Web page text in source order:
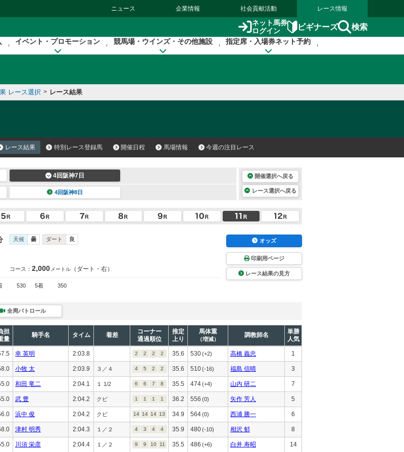
ニュース 企業情報 社会貢献活動 レース情報
ネット馬券
ログイン
ビギナーズ 検索
イベント・プロモーション 競馬場・ウインズ・その他施設 指定席・入場券ネット予約
レース選択 > レース結果
レース結果 特別レース登録馬 開催日程 馬場情報 今週の注目レース
4回阪神7日
4回阪神8日
開催選択へ戻る
レース選択へ戻る
天候 曇 ダート 良
コース： 2,000 メートル （ダート・右）
530 5着
350
オッズ
印刷用ページ
レース結果の見方
全周パトロール
担
量
騎手名 タイム 着差
コーナー
通過順位
推定
上り
馬体重
（増減）
調教師名
単勝
人気
幸 英明 2:03.8 2 2 2 2 35.6 530(+2) 高橋 義忠 1
小牧 太 2:03.9 ３／４ 4 5 2 2 35.6 510(-16) 福島 信晴 3
和田 竜二 2:04.1 １ 1/2 6 6 7 8 35.5 474(+4) 山内 研二 7
武 豊 2:04.2 クビ 1 1 1 1 36.2 556 (0) 矢作 芳人 5
浜中 俊 2:04.2 クビ 14 14 14 13 34.9 564(0) 西浦 勝一 6
津村 明秀 2:04.3 １／２ 4 3 4 4 35.9 480(-10) 相沢 郁 8
川須 栄彦 2:04.4 １／２ 9 9 10 11 35.5 486 (+6) 白井 寿昭 14